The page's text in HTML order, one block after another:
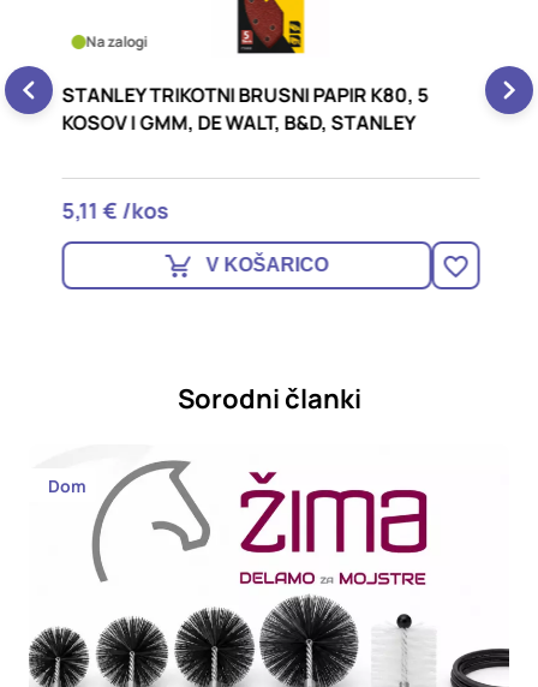
Na zalogi
STANLEY TRIKOTNI BRUSNI PAPIR K80, 5
KOSOV | GMM, DE WALT, B&D, STANLEY
5,11 € /kos
V KOŠARICO
Sorodni članki
Dom